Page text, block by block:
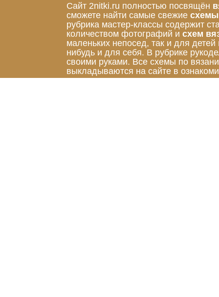
Сайт 2nitki.ru полностью посвящён
сможете найти самые свежие схемы
рубрика мастер-классы содержит
количеством фотографий и схем
маленьких непосед, так и для
нибудь и для себя. В рубрике
своими руками. Все схемы по
выкладываются на сайте в